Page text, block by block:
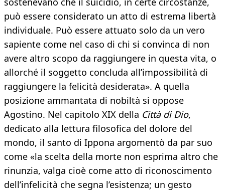
può essere considerato un atto di estrema libertà
individuale. Può essere attuato solo da un vero
sapiente come nel caso di chi si convinca di non
avere altro scopo da raggiungere in questa vita, o
allorché il soggetto concluda all’impossibilità di
raggiungere la felicità desiderata». A quella
posizione ammantata di nobiltà si oppose
Agostino. Nel capitolo XIX della Città di Dio,
dedicato alla lettura filosofica del dolore del
mondo, il santo di Ippona argomentò da par suo
come «la scelta della morte non esprima altro che
rinunzia, valga cioè come atto di riconoscimento
dell’infelicità che segna l’esistenza; un gesto